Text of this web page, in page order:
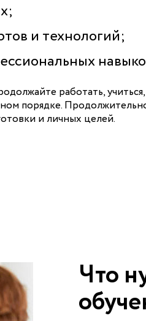
и технологий;
работать,
порядке.
и личных целей.
Что